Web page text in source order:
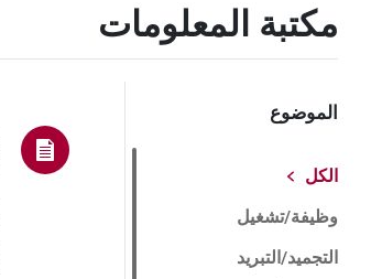
مكتبة المعلومات
الموضوع
الكل
وظيفة/تشغيل
التجميد/التبريد